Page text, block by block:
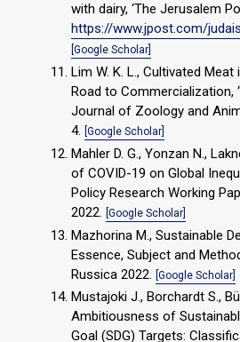
with dairy, ‘The Jerusalem
https://www.jpost.com/
[Google Scholar]
Lim W. K. L., Cultivated Meat
Road to Commercialization,
Journal of Zoology and
4. [Google Scholar]
Mahler D. G., Yonzan N.,
of COVID-19 on Global
Policy Research Working
2022. [Google Scholar]
Mazhorina M., Sustainable
Essence, Subject and
Russica 2022. [Google Scholar]
Mustajoki J., Borchardt S.,
Ambitiousness of
Goal (SDG) Targets: